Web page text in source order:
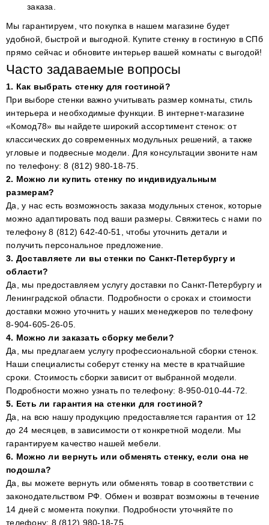
заказа.
Мы гарантируем, что покупка в нашем магазине будет
удобной, быстрой и выгодной. Купите стенку в гостиную в СПб
прямо сейчас и обновите интерьер вашей комнаты с выгодой!
Часто задаваемые вопросы
1. Как выбрать стенку для гостиной?
При выборе стенки важно учитывать размер комнаты, стиль
интерьера и необходимые функции. В интернет-магазине
«Комод78» вы найдете широкий ассортимент стенок: от
классических до современных модульных решений, а также
угловые и подвесные модели. Для консультации звоните нам
по телефону: 8 (812) 980-18-75.
2. Можно ли купить стенку по индивидуальным
размерам?
Да, у нас есть возможность заказа модульных стенок, которые
можно адаптировать под ваши размеры. Свяжитесь с нами по
телефону 8 (812) 642-40-51, чтобы уточнить детали и
получить персональное предложение.
3. Доставляете ли вы стенки по Санкт-Петербургу и
области?
Да, мы предоставляем услугу доставки по Санкт-Петербургу и
Ленинградской области. Подробности о сроках и стоимости
доставки можно уточнить у наших менеджеров по телефону
8-904-605-26-05.
4. Можно ли заказать сборку мебели?
Да, мы предлагаем услугу профессиональной сборки стенок.
Наши специалисты соберут стенку на месте в кратчайшие
сроки. Стоимость сборки зависит от выбранной модели.
Подробности можно узнать по телефону: 8-950-010-44-72.
5. Есть ли гарантия на стенки для гостиной?
Да, на всю нашу продукцию предоставляется гарантия от 12
до 24 месяцев, в зависимости от конкретной модели. Мы
гарантируем качество нашей мебели.
6. Можно ли вернуть или обменять стенку, если она не
подошла?
Да, вы можете вернуть или обменять товар в соответствии с
законодательством РФ. Обмен и возврат возможны в течение
14 дней с момента покупки. Подробности уточняйте по
телефону: 8 (812) 980-18-75.